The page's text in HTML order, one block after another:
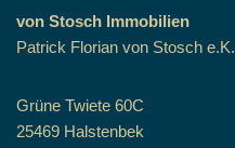
von Stosch Immobilien
Patrick Florian von Stosch e.K.
Grüne Twiete 60C
25469 Halstenbek